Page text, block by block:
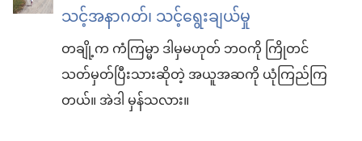
သင့်အနာဂတ်၊ သင့်ရွေးချယ်မှု
တချို့က ကံကြမ္မာ ဒါမှမဟုတ် ဘဝကို ကြိုတင်
သတ်မှတ်ပြီးသားဆိုတဲ့ အယူအဆကို ယုံကြည်ကြ
တယ်။ အဲဒါ မှန်သလား။